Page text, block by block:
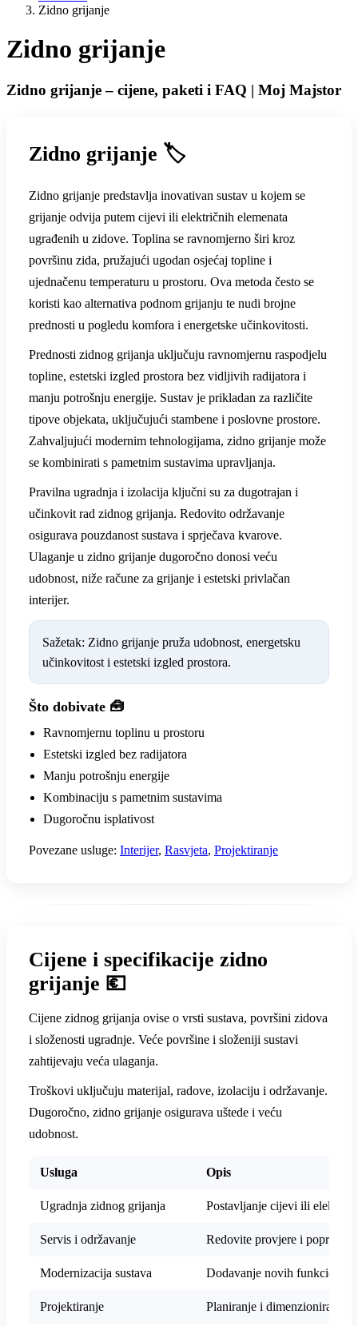
Zidno grijanje
Zidno grijanje
Zidno grijanje – cijene, paketi i FAQ | Moj Majstor
Zidno grijanje 🏷️
Zidno grijanje predstavlja inovativan sustav u kojem se
grijanje odvija putem cijevi ili električnih elemenata
ugrađenih u zidove. Toplina se ravnomjerno širi kroz
površinu zida, pružajući ugodan osjećaj topline i
ujednačenu temperaturu u prostoru. Ova metoda često se
koristi kao alternativa podnom grijanju te nudi brojne
prednosti u pogledu komfora i energetske učinkovitosti.
Prednosti zidnog grijanja uključuju ravnomjernu raspodjelu
topline, estetski izgled prostora bez vidljivih radijatora i
manju potrošnju energije. Sustav je prikladan za različite
tipove objekata, uključujući stambene i poslovne prostore.
Zahvaljujući modernim tehnologijama, zidno grijanje može
se kombinirati s pametnim sustavima upravljanja.
Pravilna ugradnja i izolacija ključni su za dugotrajan i
učinkovit rad zidnog grijanja. Redovito održavanje
osigurava pouzdanost sustava i sprječava kvarove.
Ulaganje u zidno grijanje dugoročno donosi veću
udobnost, niže račune za grijanje i estetski privlačan
interijer.
Sažetak: Zidno grijanje pruža udobnost, energetsku
učinkovitost i estetski izgled prostora.
Što dobivate 🧰
Ravnomjernu toplinu u prostoru
Estetski izgled bez radijatora
Manju potrošnju energije
Kombinaciju s pametnim sustavima
Dugoročnu isplativost
Povezane usluge: Interijer, Rasvjeta, Projektiranje
Cijene i specifikacije zidno
grijanje 💶
Cijene zidnog grijanja ovise o vrsti sustava, površini zidova
i složenosti ugradnje. Veće površine i složeniji sustavi
zahtijevaju veća ulaganja.
Troškovi uključuju materijal, radove, izolaciju i održavanje.
Dugoročno, zidno grijanje osigurava uštede i veću
udobnost.
Usluga Opis
Ugradnja zidnog grijanja Postavljanje cijevi ili
Servis i održavanje Redovite provjere i popravci
Modernizacija sustava Dodavanje novih
Projektiranje Planiranje i dimenzioniranje